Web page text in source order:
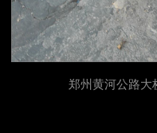
郑州黄河公路大